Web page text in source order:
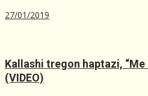
27/01/2019
Kallashi tregon haptazi,
(VIDEO)